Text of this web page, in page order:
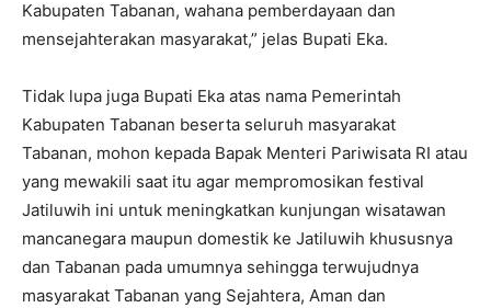
Kabupaten Tabanan, wahana pemberdayaan dan
mensejahterakan masyarakat,” jelas Bupati Eka.
Tidak lupa juga Bupati Eka atas nama Pemerintah
Kabupaten Tabanan beserta seluruh masyarakat
Tabanan, mohon kepada Bapak Menteri Pariwisata RI atau
yang mewakili saat itu agar mempromosikan festival
Jatiluwih ini untuk meningkatkan kunjungan wisatawan
mancanegara maupun domestik ke Jatiluwih khususnya
dan Tabanan pada umumnya sehingga terwujudnya
masyarakat Tabanan yang Sejahtera, Aman dan